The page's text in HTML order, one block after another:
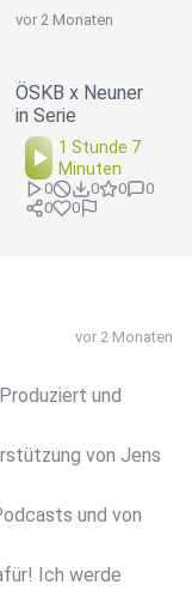
vor 2 Monaten
ÖSKB x Neuner
in Serie
1 Stunde 7
Minuten
0 0 0
0
0
0
vor 2 Monaten
und
von Jens
und von
Ich werde